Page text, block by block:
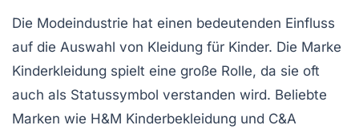
Die Modeindustrie hat einen bedeutenden Einfluss
auf die Auswahl von Kleidung für Kinder. Die Marke
Kinderkleidung spielt eine große Rolle, da sie oft
auch als Statussymbol verstanden wird. Beliebte
Marken wie H&M Kinderbekleidung und C&A